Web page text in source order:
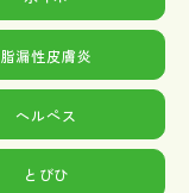
脂漏性皮膚炎
ヘルペス
とびひ